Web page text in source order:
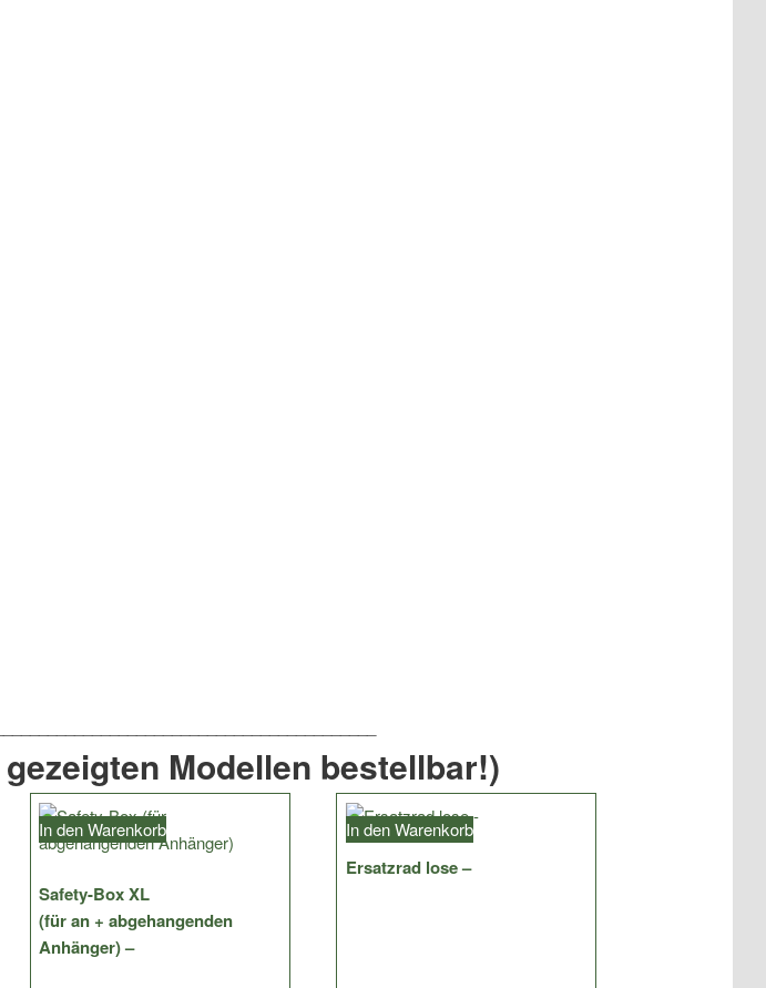
Modellen bestellbar!)
Safety-Box XL
(für an + abgehangenden
Anhänger) –
In den Warenkorb
Ersatzrad lose –
In den Warenkorb